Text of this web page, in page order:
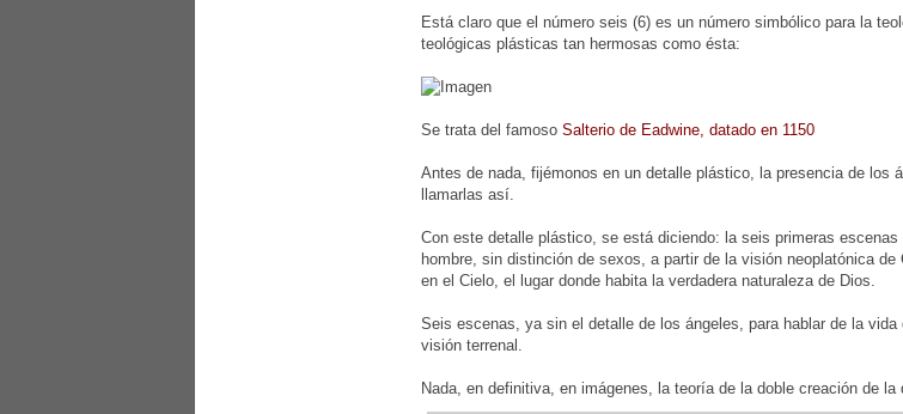
Está claro que el número seis (6) es un número simbólico para la
teológicas plásticas tan hermosas como ésta:
Se trata del famoso Salterio de Eadwine, datado en 1150
Antes de nada, fijémonos en un detalle plástico, la presencia de
llamarlas así.
Con este detalle plástico, se está diciendo: la seis primeras
hombre, sin distinción de sexos, a partir de la visión neoplatónica
en el Cielo, el lugar donde habita la verdadera naturaleza de Dios.
Seis escenas, ya sin el detalle de los ángeles, para hablar de la
visión terrenal.
Nada, en definitiva, en imágenes, la teoría de la doble creación de